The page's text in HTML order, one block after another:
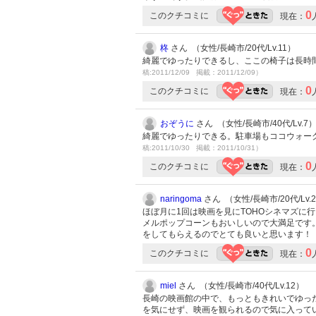
このクチコミに 現在： 0
柊 さん （女性/長崎市/20代/Lv.11）
綺麗でゆったりできるし、ここの椅子は長
稿:2011/12/09 掲載：2011/12/09）
このクチコミに 現在： 0
おぞうに さん （女性/長崎市/40代/Lv.7）
綺麗でゆったりできる。駐車場もココウォ
稿:2011/10/30 掲載：2011/10/31）
このクチコミに 現在： 0
naringoma さん （女性/長崎市/20代/
ほぼ月に1回は映画を見にTOHOシネマズに
メルポップコーンもおいしいので大満足で
をしてもらえるのでとても良いと思います！
このクチコミに 現在： 0
miel さん （女性/長崎市/40代/Lv.12）
長崎の映画館の中で、もっともきれいでゆ
を気にせず、映画を観られるので気に入って